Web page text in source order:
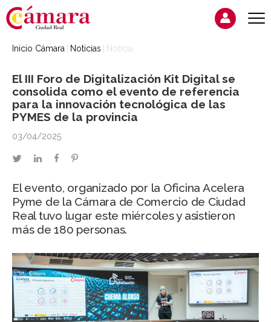
Inicio Cámara Noticias Noticia
El III Foro de Digitalización Kit Digital se
consolida como el evento de referencia
para la innovación tecnológica de las
PYMES de la provincia
03/04/2025
twitterlinkedinfacebookpinterest
El evento, organizado por la Oficina Acelera
Pyme de la Cámara de Comercio de Ciudad
Real tuvo lugar este miércoles y asistieron
más de 180 personas.